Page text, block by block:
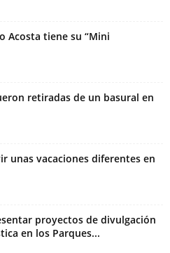
Acosta tiene su “Mini
retiradas de un basural en
unas vacaciones diferentes en
proyectos de divulgación
en los Parques...